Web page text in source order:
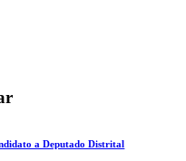
a Deputado Distrital